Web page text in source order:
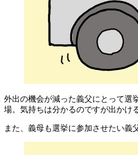
外出の機会が減った義父にとって選
場。気持ちは分かるのですが出かけ
また、義母も選挙に参加させたい義父